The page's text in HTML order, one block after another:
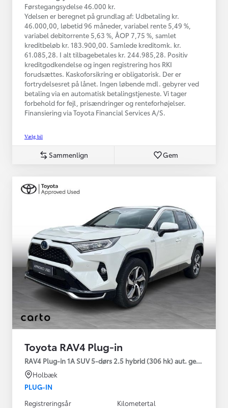
Førstegangsydelse 46.000 kr.
Ydelsen er beregnet på grundlag af: Udbetaling kr.
46.000,00, løbetid 96 måneder, variabel rente 5,49 %,
variabel debitorrente 5,63 %, ÅOP 7,75 %, samlet
kreditbeløb kr. 183.900,00. Samlede kreditomk. kr.
61.085,28. I alt tilbagebetales kr. 244.985,28. Positiv
kreditgodkendelse og ingen registrering hos RKI
forudsættes. Kaskoforsikring er obligatorisk. Der er
fortrydelsesret på lånet. Ingen løbende mdl. gebyrer ved
betaling via en automatisk betalingstjeneste. Vi tager
forbehold for fejl, prisændringer og renteforhøjelser.
Finansiering via Toyota Financial Services A/S.
Vælg bil
Sammenlign Gem
Toyota RAV4 Plug-in
RAV4 Plug-in 1A SUV 5-dørs 2.5 hybrid (306 hk) aut. gear AWD-i
Holbæk
PLUG-IN
Registreringsår
Kilometertal